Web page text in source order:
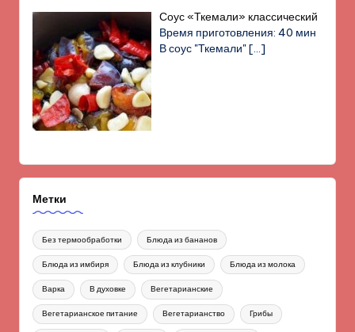
Соус «Ткемали» классический
Время приготовления: 40 мин
В соус "Ткемали"[…]
Метки
Без термообработки Блюда из бананов
Блюда из имбиря Блюда из клубники Блюда из молока
Варка В духовке Вегетарианские
Вегетарианское питание Вегетарианство Грибы